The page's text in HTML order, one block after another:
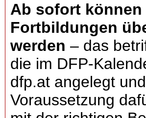
Ab sofort können
Fortbildungen
werden – das
die im DFP-
dfp.at angelegt
Voraussetzung